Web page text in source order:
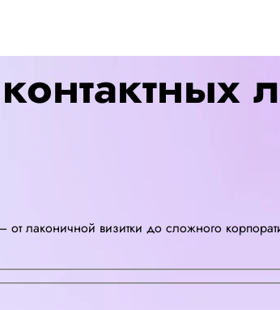
лаконичной визитки до сложного